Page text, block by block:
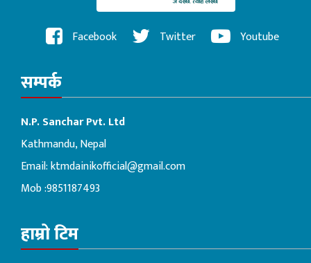
Facebook Twitter Youtube
सम्पर्क
N.P. Sanchar Pvt. Ltd
Kathmandu, Nepal
Email:ktmdainikofficial@gmail.com
Mob :9851187493
हाम्रो टिम